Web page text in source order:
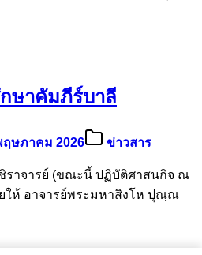
ษาคัมภีร์บาลี
ฤษภาคม 2026 ข่าวสาร
ราจารย์ (ขณะนี้ ปฏิบัติศาสนกิจ ณ
ให้ อาจารย์พระมหาสิงโห ปุณฺณ